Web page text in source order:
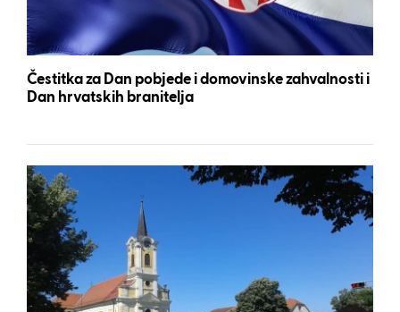
Čestitka za Dan pobjede i domovinske zahvalnosti i
Dan hrvatskih branitelja